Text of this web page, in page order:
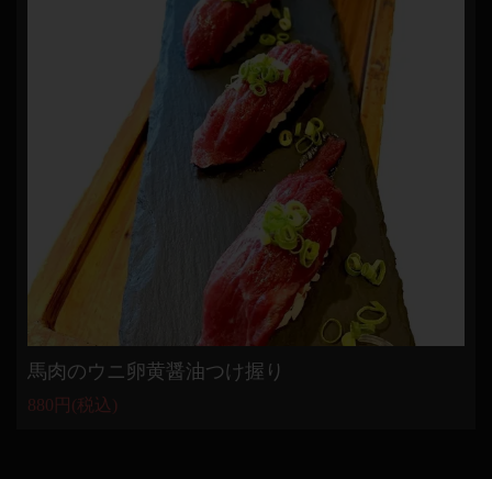
馬肉のウニ卵黄醤油つけ握り
880円 (税込)